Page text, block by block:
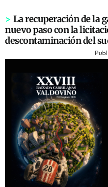
> La recuperación de la
nuevo paso con la
descontaminación del